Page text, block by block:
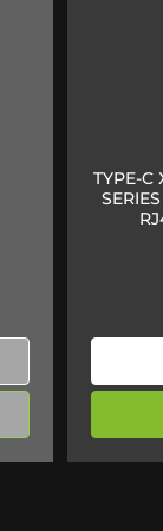
TYPE-C